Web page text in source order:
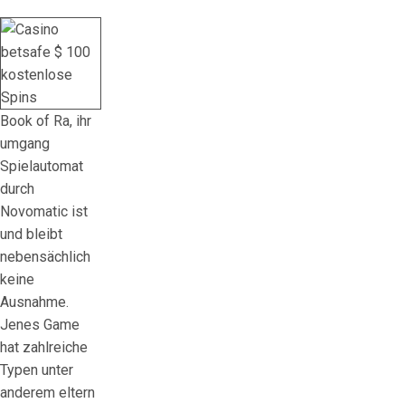
Book of Ra, ihr
umgang
Spielautomat
durch
Novomatic ist
und bleibt
nebensächlich
keine
Ausnahme.
Jenes Game
hat zahlreiche
Typen unter
anderem eltern